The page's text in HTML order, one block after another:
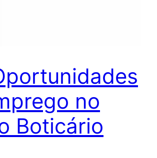
no
Boticário